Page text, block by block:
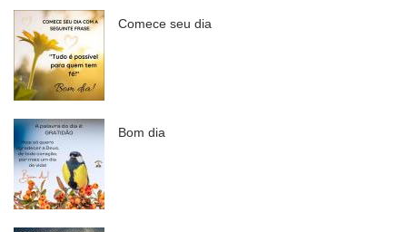
Comece seu dia
Bom dia